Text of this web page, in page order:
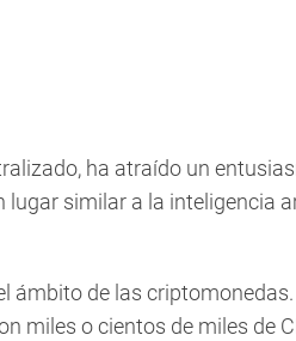
ha atraído un
similar a la inteligencia
ámbito de las
miles o cientos de miles de